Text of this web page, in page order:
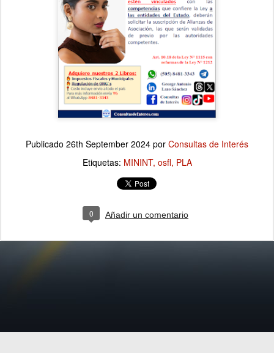
Publicado 26th September 2024 por Consultas de Interés
Etiquetas: MININT osfl PLA
0 Añadir un comentario